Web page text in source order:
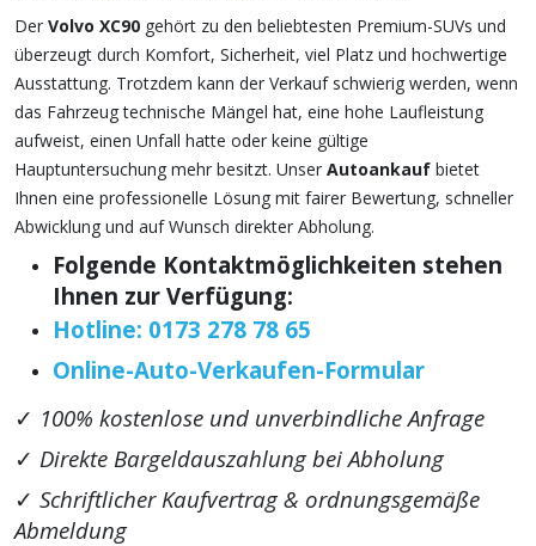
Der Volvo XC90 gehört zu den beliebtesten Premium-SUVs und
überzeugt durch Komfort, Sicherheit, viel Platz und hochwertige
Ausstattung. Trotzdem kann der Verkauf schwierig werden, wenn
das Fahrzeug technische Mängel hat, eine hohe Laufleistung
aufweist, einen Unfall hatte oder keine gültige
Hauptuntersuchung mehr besitzt. Unser Autoankauf bietet
Ihnen eine professionelle Lösung mit fairer Bewertung, schneller
Abwicklung und auf Wunsch direkter Abholung.
Folgende Kontaktmöglichkeiten stehen
Ihnen zur Verfügung:
Hotline: 0173 278 78 65
Online-Auto-Verkaufen-Formular
✓ 100% kostenlose und unverbindliche Anfrage
✓ Direkte Bargeldauszahlung bei Abholung
✓ Schriftlicher Kaufvertrag & ordnungsgemäße
Abmeldung